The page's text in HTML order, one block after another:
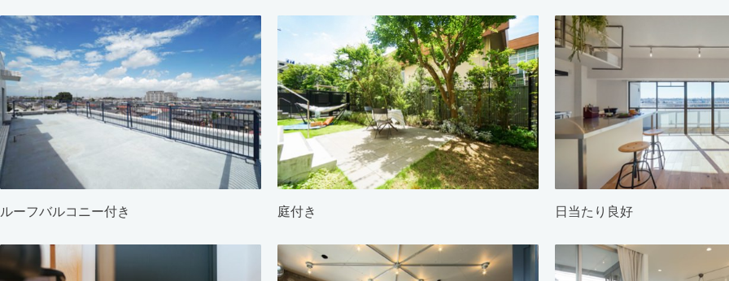
ルーフバルコニー付き 庭付き 日当たり良好